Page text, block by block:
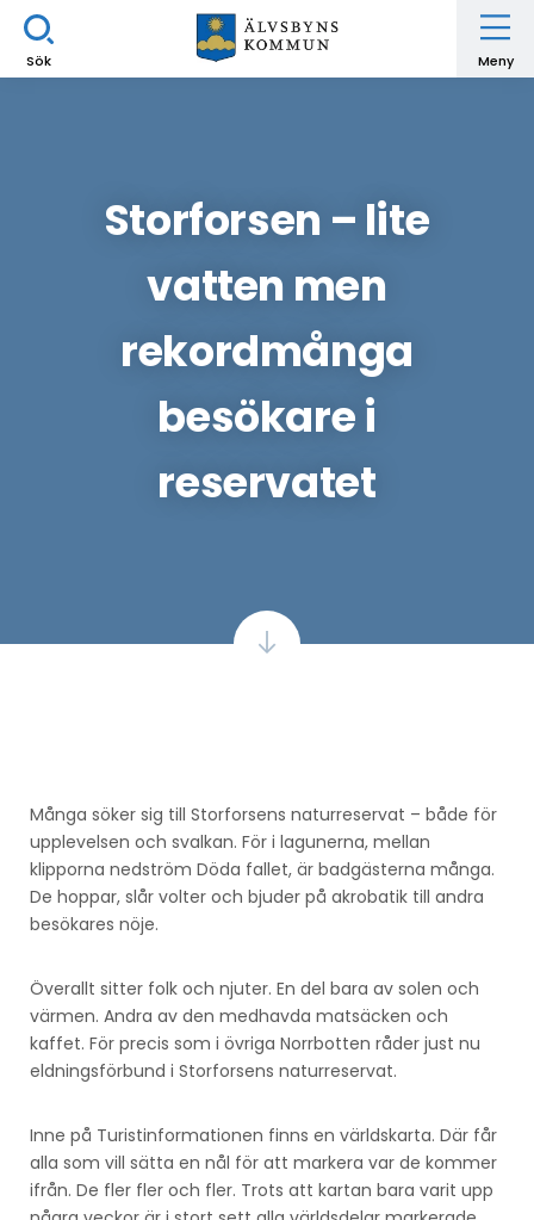
Sök Meny
Storforsen – lite
vatten men
rekordmånga
besökare i
reservatet
Många söker sig till Storforsens naturreservat – både för
upplevelsen och svalkan. För i lagunerna, mellan
klipporna nedström Döda fallet, är badgästerna många.
De hoppar, slår volter och bjuder på akrobatik till andra
besökares nöje.
Överallt sitter folk och njuter. En del bara av solen och
värmen. Andra av den medhavda matsäcken och
kaffet. För precis som i övriga Norrbotten råder just nu
eldningsförbund i Storforsens naturreservat.
Inne på Turistinformationen finns en världskarta. Där får
alla som vill sätta en nål för att markera var de kommer
ifrån. De fler fler och fler. Trots att kartan bara varit upp